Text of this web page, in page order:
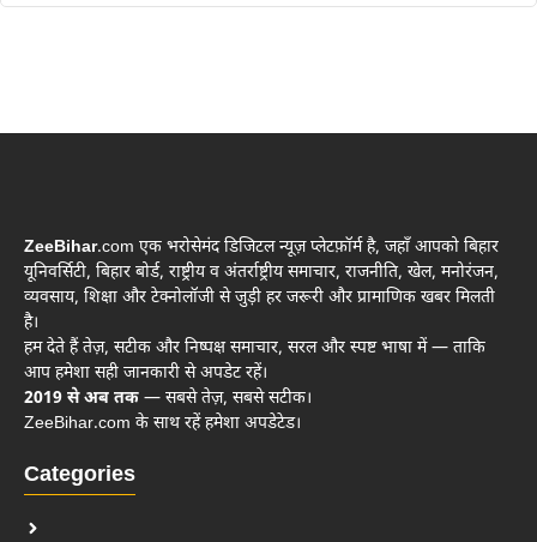
ZeeBihar.com एक भरोसेमंद डिजिटल न्यूज़ प्लेटफ़ॉर्म है, जहाँ आपको बिहार
यूनिवर्सिटी, बिहार बोर्ड, राष्ट्रीय व अंतर्राष्ट्रीय समाचार, राजनीति, खेल, मनोरंजन,
व्यवसाय, शिक्षा और टेक्नोलॉजी से जुड़ी हर जरूरी और प्रामाणिक खबर मिलती
है।
हम देते हैं तेज़, सटीक और निष्पक्ष समाचार, सरल और स्पष्ट भाषा में — ताकि
आप हमेशा सही जानकारी से अपडेट रहें।
2019 से अब तक — सबसे तेज़, सबसे सटीक।
ZeeBihar.com के साथ रहें हमेशा अपडेटेड।
Categories